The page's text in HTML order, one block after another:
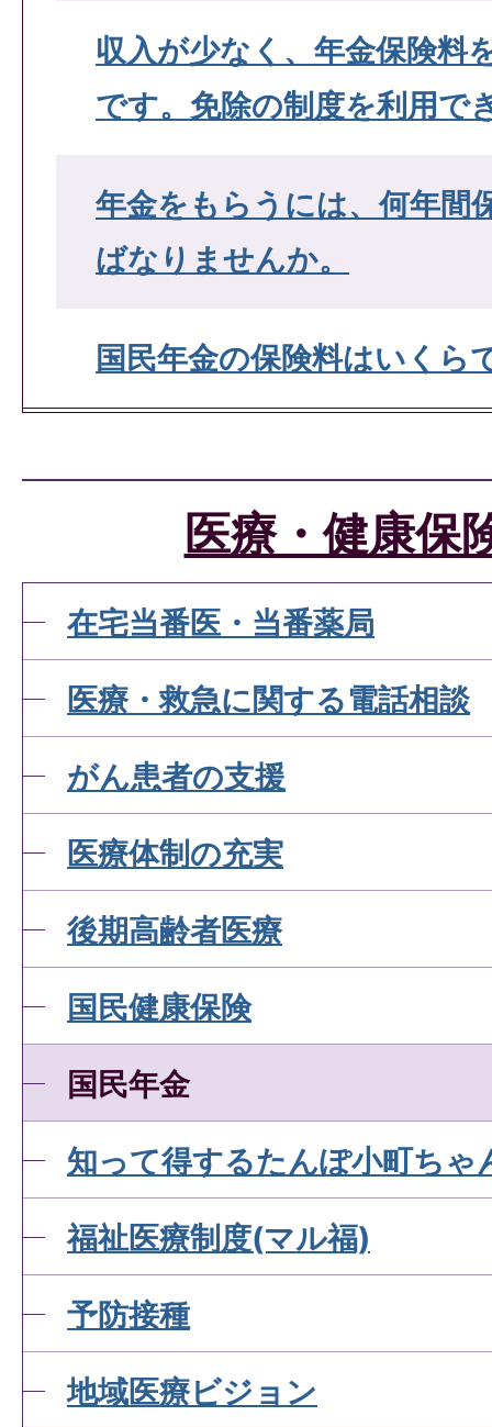
収入が少なく、年金保険料
です。免除の制度を利用で
年金をもらうには、何年間
ばなりませんか。
国民年金の保険料はいくら
どうすればよいですか。(
医療・健康保
在宅当番医・当番薬局
医療・救急に関する電話相談
がん患者の支援
医療体制の充実
後期高齢者医療
国民健康保険
国民年金
知って得するたんぽ小町ちゃ
福祉医療制度(マル福)
予防接種
地域医療ビジョン